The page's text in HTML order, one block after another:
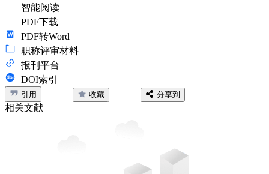
智能阅读
PDF下载
PDF转Word
职称评审材料
报刊平台
DOI索引
引用 收藏 分享到
相关文献